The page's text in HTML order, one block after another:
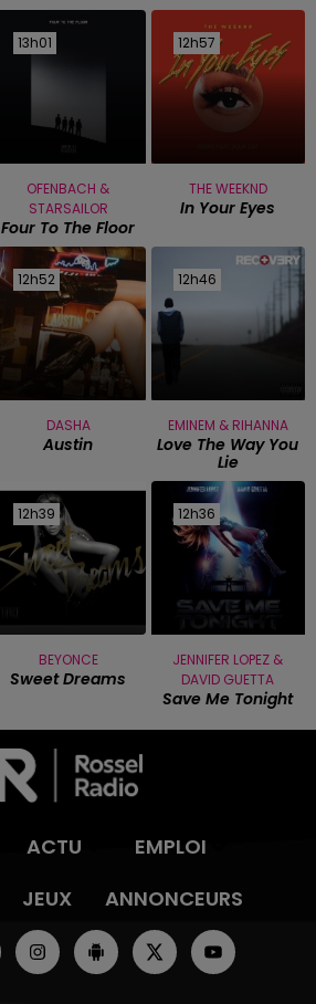
13h01
13h01
OFENBACH &
STARSAILOR
Four To The Floor
12h57
12h57
THE WEEKND
In Your Eyes
12h52
12h52
DASHA
Austin
12h46
12h46
EMINEM & RIHANNA
Love The Way You
Lie
12h39
12h39
BEYONCE
Sweet Dreams
12h36
12h36
JENNIFER LOPEZ &
DAVID GUETTA
Save Me Tonight
ACTU
EMPLOI
JEUX ANNONCEURS